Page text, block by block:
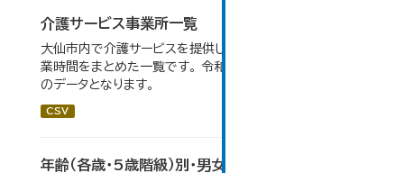
介護サービス事業所一覧
大仙市内で介護サービスを提供している事業所の住所や営
業時間をまとめた一覧です。 令和６年１月１日調査時点で
のデータとなります。
CSV
年齢（各歳・5歳階級）別・男女別人口